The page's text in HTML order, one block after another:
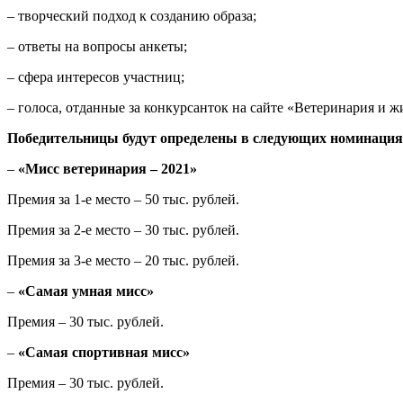
– творческий подход к созданию образа;
– ответы на вопросы анкеты;
– сфера интересов участниц;
– голоса, отданные за конкурсанток на сайте «Ветеринария и
Победительницы будут определены в следующих
– «Мисс ветеринария – 2021»
Премия за 1-е место – 50 тыс. рублей.
Премия за 2-е место – 30 тыс. рублей.
Премия за 3-е место – 20 тыс. рублей.
– «Самая умная мисс»
Премия – 30 тыс. рублей.
– «Самая спортивная мисс»
Премия – 30 тыс. рублей.